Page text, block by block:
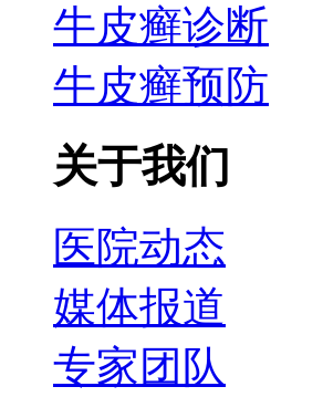
牛皮癣诊断
牛皮癣预防
关于我们
医院动态
媒体报道
专家团队